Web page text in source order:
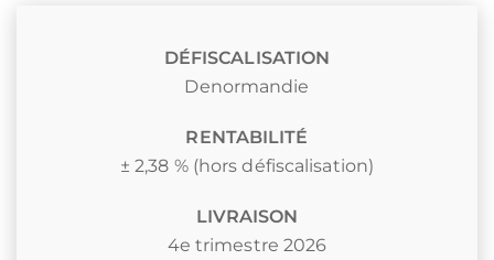
DÉFISCALISATION
Denormandie
RENTABILITÉ
± 2,38 % (hors défiscalisation)
LIVRAISON
4e trimestre 2026